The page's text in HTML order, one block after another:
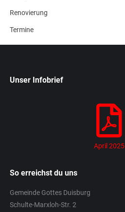
Renovierung
Termine
Unser Infobrief
April 2025
So erreichst du uns
Gemeinde Gottes Duisburg
Schulte-Marxloh-Str. 2